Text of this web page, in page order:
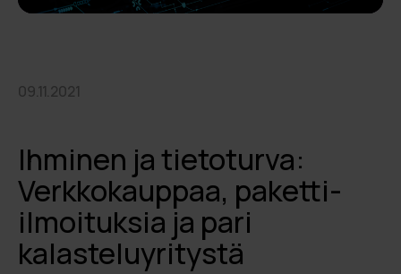
Meille töihin
09.11.2021
Ihminen ja tietoturva:
Verkkokauppaa, paketti-
ilmoituksia ja pari
kalasteluyritystä